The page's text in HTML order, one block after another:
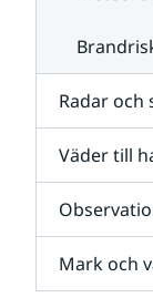
Radar och
Väder till
Mark och